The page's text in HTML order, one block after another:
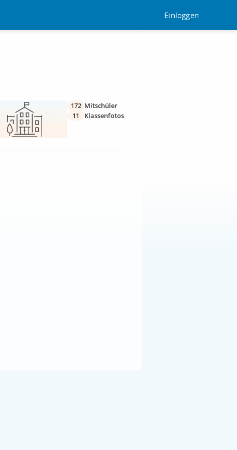
Einloggen
172 Mitschüler
11
Klassenfotos